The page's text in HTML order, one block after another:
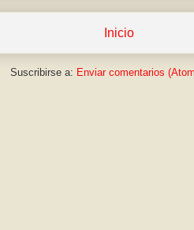
Inicio
Suscribirse a: Enviar comentarios